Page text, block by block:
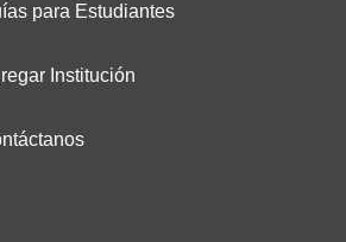
para Estudiantes
Institución